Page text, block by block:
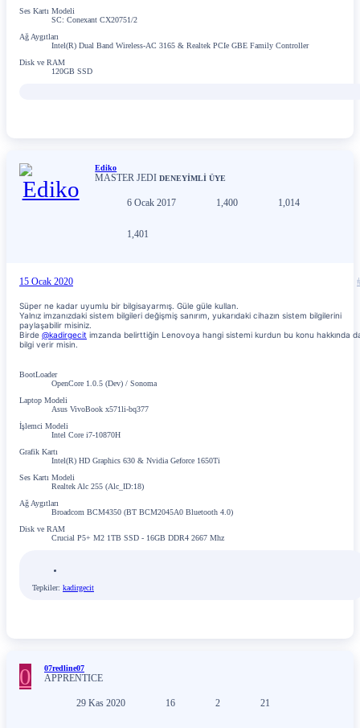
Ses Kartı Modeli
SC: Conexant CX20751/2
Ağ Aygıtları
Intel(R) Dual Band Wireless-AC 3165 & Realtek PCIe GBE Family Controller
Disk ve RAM
120GB SSD
Ediko
MASTER JEDI DENEYİMLİ ÜYE
6 Ocak 2017 1,400 1,014
1,401
15 Ocak 2020
Süper ne kadar uyumlu bir bilgisayarmış. Güle güle kullan.
Yalnız imzanızdaki sistem bilgileri değişmiş sanırım, yukarıdaki cihazın sistem bilgilerini
paylaşabilir misiniz.
Birde @kadirgecit imzanda belirttiğin Lenovoya hangi sistemi kurdun bu konu hakkında
bilgi verir misin.
BootLoader
OpenCore 1.0.5 (Dev) / Sonoma
Laptop Modeli
Asus VivoBook x571li-bq377
İşlemci Modeli
Intel Core i7-10870H
Grafik Kartı
Intel(R) HD Graphics 630 & Nvidia Geforce 1650Ti
Ses Kartı Modeli
Realtek Alc 255 (Alc_ID:18)
Ağ Aygıtları
Broadcom BCM4350 (BT BCM2045A0 Bluetooth 4.0)
Disk ve RAM
Crucial P5+ M2 1TB SSD - 16GB DDR4 2667 Mhz
Tepkiler: kadirgecit
0 07redline07
APPRENTICE
29 Kas 2020 16 2 21